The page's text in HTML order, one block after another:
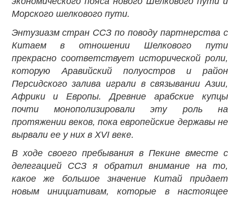
Морского шелкового пути.
Энтузиазм стран ССЗ по поводу партнерства с
Китаем в отношении Шелкового пути
прекрасно соответствует исторической роли,
которую Аравийский полуостров и район
Персидского залива играли в связывании Азии,
Африки и Европы. Древние арабские купцы
почти монополизировали эту роль на
протяжении веков, пока европейские державы не
вырвали ее у них в XVI веке.
В ходе своего пребывания в Пекине вместе с
делегацией ССЗ я обратил внимание на то,
какое же большое значение Китай придает
новым инициативам, которые в настоящее